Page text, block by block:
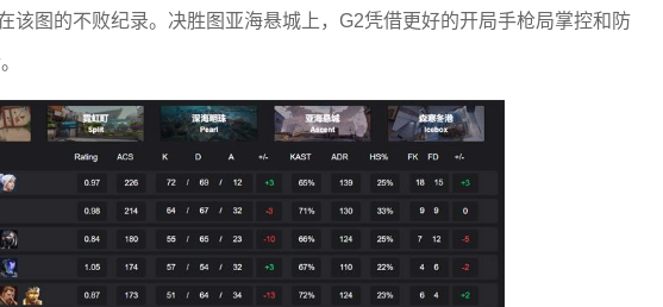
该图的不败纪录。决胜图亚海悬城上，G2凭借更好的开局手枪局掌控和防